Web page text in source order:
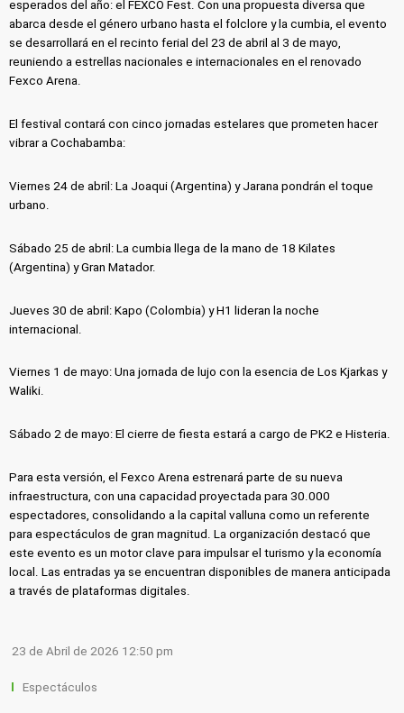
esperados del año: el FEXCO Fest. Con una propuesta diversa que
abarca desde el género urbano hasta el folclore y la cumbia, el evento
se desarrollará en el recinto ferial del 23 de abril al 3 de mayo,
reuniendo a estrellas nacionales e internacionales en el renovado
Fexco Arena.
El festival contará con cinco jornadas estelares que prometen hacer
vibrar a Cochabamba:
Viernes 24 de abril: La Joaqui (Argentina) y Jarana pondrán el toque
urbano.
Sábado 25 de abril: La cumbia llega de la mano de 18 Kilates
(Argentina) y Gran Matador.
Jueves 30 de abril: Kapo (Colombia) y H1 lideran la noche
internacional.
Viernes 1 de mayo: Una jornada de lujo con la esencia de Los Kjarkas y
Waliki.
Sábado 2 de mayo: El cierre de fiesta estará a cargo de PK2 e Histeria.
Para esta versión, el Fexco Arena estrenará parte de su nueva
infraestructura, con una capacidad proyectada para 30.000
espectadores, consolidando a la capital valluna como un referente
para espectáculos de gran magnitud. La organización destacó que
este evento es un motor clave para impulsar el turismo y la economía
local. Las entradas ya se encuentran disponibles de manera anticipada
a través de plataformas digitales.
23 de Abril de 2026 12:50 pm
Espectáculos